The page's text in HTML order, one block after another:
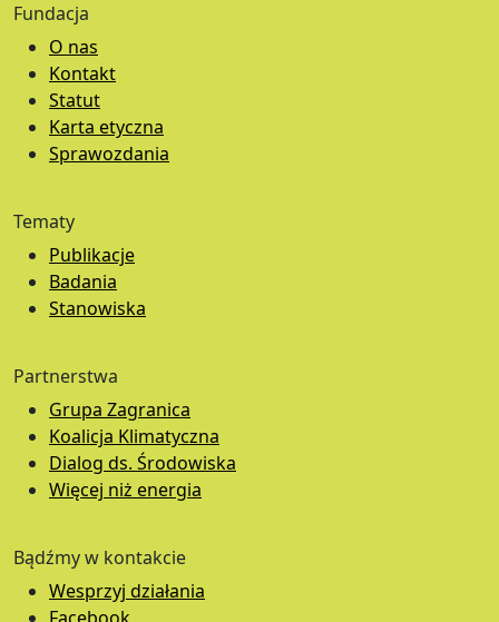
Fundacja
O nas
Kontakt
Statut
Karta etyczna
Sprawozdania
Tematy
Publikacje
Badania
Stanowiska
Partnerstwa
Grupa Zagranica
Koalicja Klimatyczna
Dialog ds. Środowiska
Więcej niż energia
Bądźmy w kontakcie
Wesprzyj działania